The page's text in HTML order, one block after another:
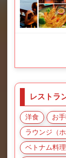
レストラ
洋食 お
ラウンジ（
ベトナム料理